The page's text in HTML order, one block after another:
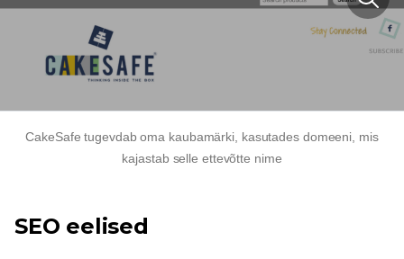
CakeSafe tugevdab oma kaubamärki, kasutades domeeni, mis
kajastab selle ettevõtte nime
SEO eelised